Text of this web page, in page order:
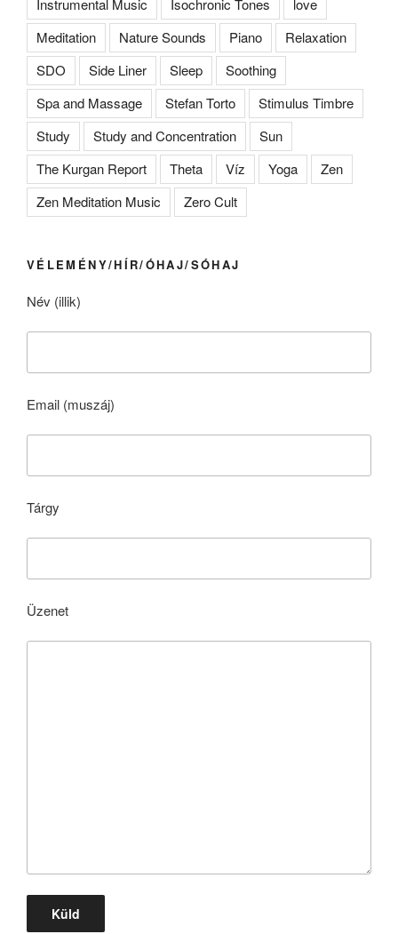
Instrumental Music Isochronic Tones
love
Meditation
Nature Sounds Piano
Relaxation
SDO
Side Liner Sleep
Soothing
Spa and Massage
Stefan Torto
Stimulus Timbre
Study
Study and Concentration
Sun
The Kurgan Report
Theta Víz Yoga
Zen
Zen Meditation Music
Zero Cult
VÉLEMÉNY/HÍR/ÓHAJ/SÓHAJ
Név (illik)
Email (muszáj)
Tárgy
Üzenet